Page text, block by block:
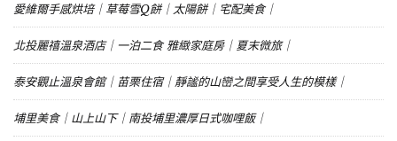
愛維爾手感烘培｜草莓雪Q餅｜太陽餅｜宅配美食｜
北投麗禧溫泉酒店｜一泊二食 雅緻家庭房｜夏末微旅｜
泰安觀止溫泉會館｜苗栗住宿｜靜謐的山巒之間享受人生的模樣｜
埔里美食｜山上山下｜南投埔里濃厚日式咖哩飯｜